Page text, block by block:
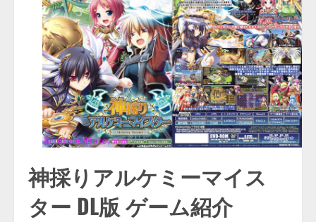
神採りアルケミーマイス
ター DL版 ゲーム紹介